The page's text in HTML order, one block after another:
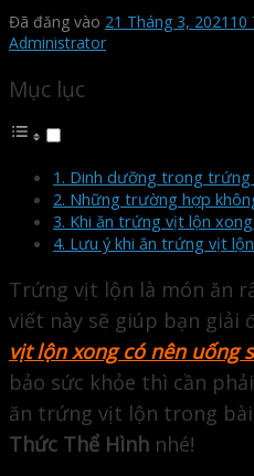
Đã đăng vào 21 Tháng 3, 2021 10
Administrator
Mục lục
1. Dinh dưỡng trong trứng
2. Những trường hợp
3. Khi ăn trứng vịt lộn
4. Lưu ý khi ăn trứng vịt lộn
Trứng vịt lộn là món ăn
viết này sẽ giúp bạn giải
vịt lộn xong có nên uống
bảo sức khỏe thì cần
ăn trứng vịt lộn trong
Thức Thể Hình nhé!